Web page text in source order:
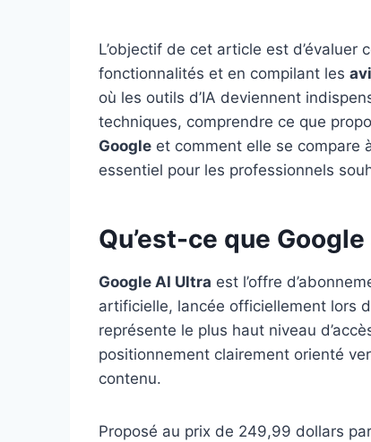
L’objectif de cet article est
fonctionnalités et en compilant les
où les outils d’IA deviennent
techniques, comprendre ce que
Google et comment elle se compare
essentiel pour les professionnels
Qu’est-ce que
Google AI Ultra est l’offre
artificielle, lancée officiellement lors
représente le plus haut niveau
positionnement clairement orienté
contenu.
Proposé au prix de 249,99 dollars